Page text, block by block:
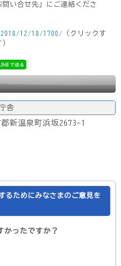
い合せ先」にご連絡くださ
12/18/1700/ （クリックす
舎
新温泉町浜坂2673-1
るためにみなさまのご意見を
かったですか？